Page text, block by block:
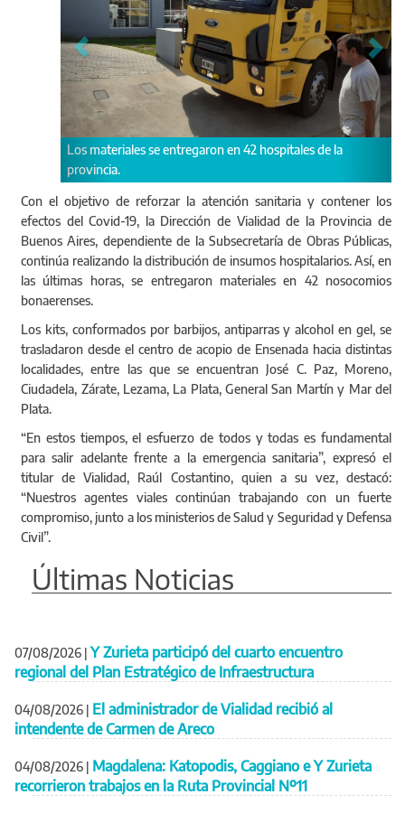
se entregaron en 42 hospitales de la
El objetivo es
Con el objetivo de reforzar la atención sanitaria y contener los
efectos del Covid-19, la Dirección de Vialidad de la Provincia de
Buenos Aires, dependiente de la Subsecretaría de Obras Públicas,
continúa realizando la distribución de insumos hospitalarios. Así, en
las últimas horas, se entregaron materiales en 42 nosocomios
bonaerenses.
Los kits, conformados por barbijos, antiparras y alcohol en gel, se
trasladaron desde el centro de acopio de Ensenada hacia distintas
localidades, entre las que se encuentran José C. Paz, Moreno,
Ciudadela, Zárate, Lezama, La Plata, General San Martín y Mar del
Plata.
“En estos tiempos, el esfuerzo de todos y todas es fundamental
para salir adelante frente a la emergencia sanitaria”, expresó el
titular de Vialidad, Raúl Costantino, quien a su vez, destacó:
“Nuestros agentes viales continúan trabajando con un fuerte
compromiso, junto a los ministerios de Salud y Seguridad y Defensa
Civil”.
Últimas Noticias
07/08/2026 | Y Zurieta participó del cuarto encuentro
regional del Plan Estratégico de Infraestructura
04/08/2026 | El administrador de Vialidad recibió al
intendente de Carmen de Areco
04/08/2026 | Magdalena: Katopodis, Caggiano e Y Zurieta
recorrieron trabajos en la Ruta Provincial Nº11